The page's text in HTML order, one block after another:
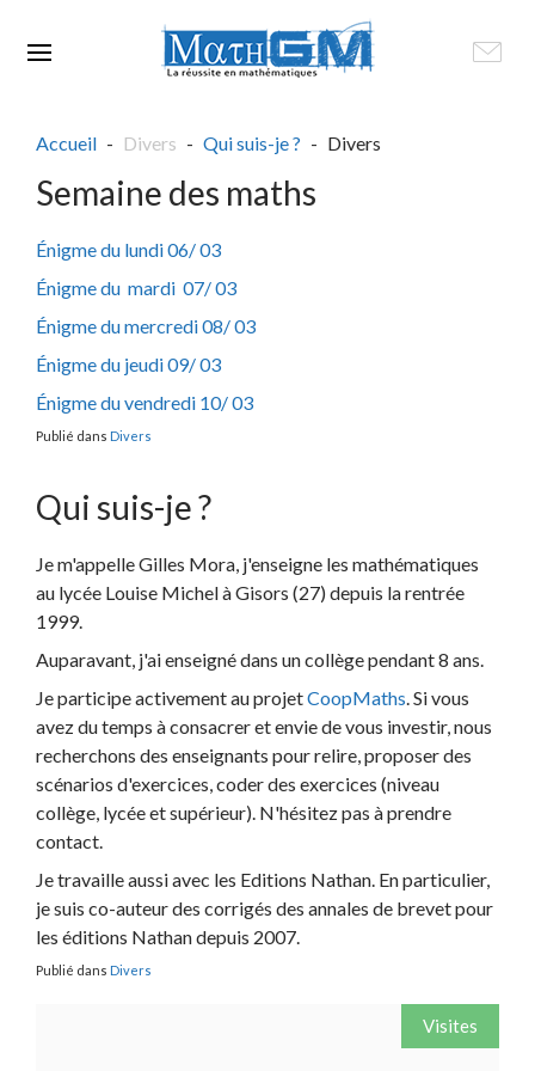
Accueil Divers Qui suis-je ? Divers
Semaine des maths
Énigme du lundi 06/ 03
Énigme du mardi 07/ 03
Énigme du mercredi 08/ 03
Énigme du jeudi 09/ 03
Énigme du vendredi 10/ 03
Publié dans Divers
Qui suis-je ?
Je m'appelle Gilles Mora, j'enseigne les mathématiques
au lycée Louise Michel à Gisors (27) depuis la rentrée
1999.
Auparavant, j'ai enseigné dans un collège pendant 8 ans.
Je participe activement au projetCoopMaths. Si vous
avez du temps à consacrer et envie de vous investir, nous
recherchons des enseignants pour relire, proposer des
scénarios d'exercices, coder des exercices (niveau
collège, lycée et supérieur). N'hésitez pas à prendre
contact.
Je travaille aussi avec les Editions Nathan. En particulier,
je suis co-auteur des corrigés des annales de brevet pour
les éditions Nathan depuis 2007.
Publié dans Divers
Visites